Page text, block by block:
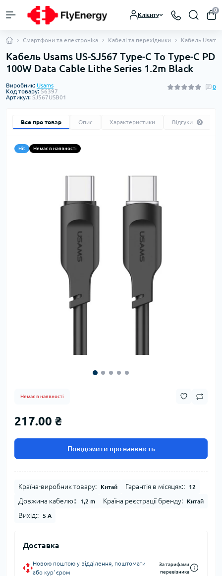
Клієнту
0
Смартфони та електроніка Кабелі та перехідники Кабель Usams
Кабель Usams US-SJ567 Type-C To Type-C PD
100W Data Cable Lithe Series 1.2m Black
Виробник: Usams
Код товару: 56397
Артикул: SJ567USB01
0
Все про товар Опис Характеристики Відгуки 0
Hit Немає в наявності
Немає в наявності
217.00 ₴
Повідомити про наявність
Країна-виробник товару: Китай Гарантія в місяцях:: 12
Довжина кабелю:: 1,2 m Країна реєстрації бренду: Китай
Вихід:: 5 A
Доставка
Новою поштою у відділення, поштомати
або курʼєром
За тарифами
перевізника